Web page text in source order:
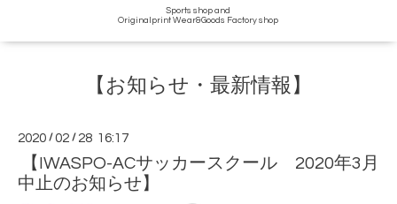
Sports shop and
Originalprint Wear&Goods Factory shop
【お知らせ・最新情報】
2020 /02 / 28 16:17
【IWASPO-ACサッカースクール 2020年3月
中止のお知らせ】